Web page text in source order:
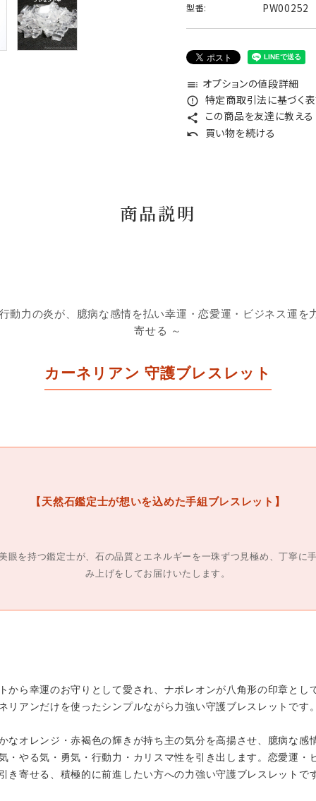
型番: PW00252
toc オプションの値段詳細
error_outline 特定商取引法に基づく
share この商品を友達に教える
undo 買い物を続ける
商品説明
動力の炎が、臆病な感情を払い幸運・恋愛運・ビジネス運を
寄せる ～
カーネリアン 守護ブレスレット
【天然石鑑定士が想いを込めた手組ブレスレット】
眼を持つ鑑定士が、石の品質とエネルギーを一珠ずつ見極め、丁寧に
み上げをしてお届けいたします。
から幸運のお守りとして愛され、ナポレオンが八角形の印章とし
リアンだけを使ったシンプルながら力強い守護ブレスレットです。
なオレンジ・赤褐色の輝きが持ち主の気分を高揚させ、臆病な感
・やる気・勇気・行動力・カリスマ性を引き出します。恋愛運・
き寄せる、積極的に前進したい方への力強い守護ブレスレットです